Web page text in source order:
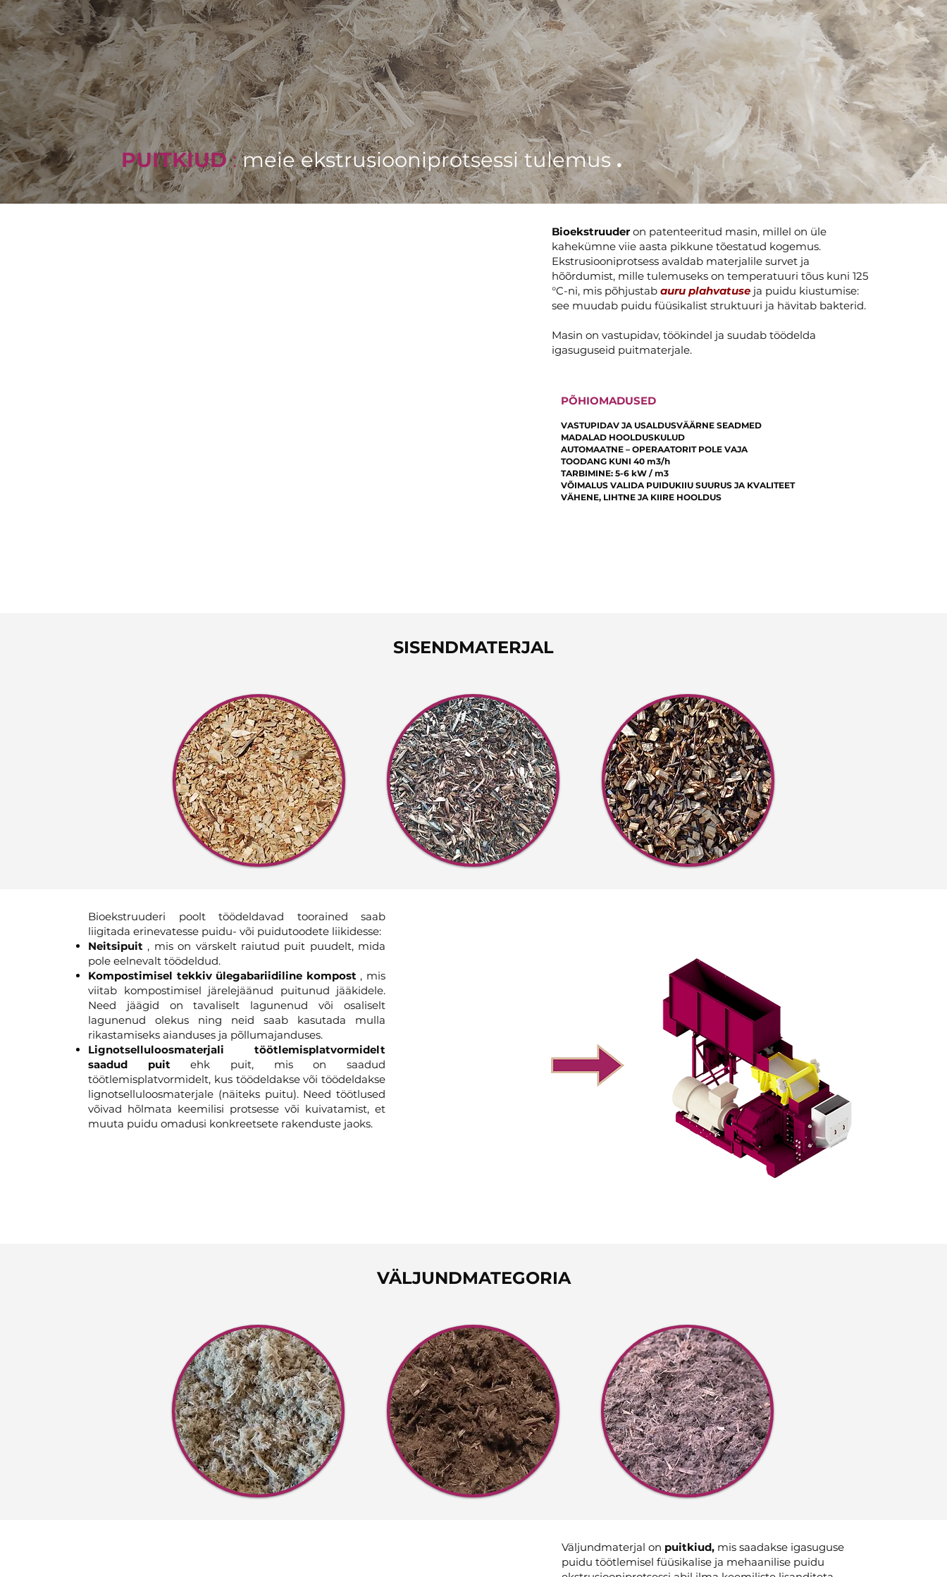
PUITKIUD: meie ekstrusiooniprotsessi tulemus.
Bioekstruuder on patenteeritud masin, millel on üle
kahekümne viie aasta pikkune tõestatud kogemus.
Ekstrusiooniprotsess avaldab materjalile survet ja
hõõrdumist, mille tulemuseks on temperatuuri tõus kuni 125
°C-ni, mis põhjustab auru plahvatuse ja puidu kiustumise:
see muudab puidu füüsikalist struktuuri ja hävitab bakterid.
Masin on vastupidav, töökindel ja suudab töödelda
igasuguseid puitmaterjale.
PÕHIOMADUSED
VASTUPIDAV JA USALDUSVÄÄRNE SEADMED
MADALAD HOOLDUSKULUD
AUTOMAATNE – OPERAATORIT POLE VAJA
TOODANG KUNI 40 m3/h
TARBIMINE: 5-6 kW / m3
VÕIMALUS VALIDA PUIDUKIIU SUURUS JA KVALITEET
VÄHENE, LIHTNE JA KIIRE HOOLDUS
SISENDMATERJAL
Bioekstruuderi poolt töödeldavad toorained saab
liigitada erinevatesse puidu- või puidutoodete liikidesse:
Neitsipuit , mis on värskelt raiutud puit puudelt, mida
pole eelnevalt töödeldud.
Kompostimisel tekkiv ülegabariidiline kompost, mis
viitab kompostimisel järelejäänud puitunud jääkidele.
Need jäägid on tavaliselt lagunenud või osaliselt
lagunenud olekus ning neid saab kasutada mulla
rikastamiseks aianduses ja põllumajanduses.
Lignotselluloosmaterjali töötlemisplatvormidelt
saadud puitehk puit, mis on saadud
töötlemisplatvormidelt, kus töödeldakse või töödeldakse
lignotselluloosmaterjale (näiteks puitu). Need töötlused
võivad hõlmata keemilisi protsesse või kuivatamist, et
muuta puidu omadusi konkreetsete rakenduste jaoks.
VÄLJUNDMATEGORIA
Väljundmaterjal on puitkiud, mis saadakse igasuguse
puidu töötlemisel füüsikalise ja mehaanilise puidu